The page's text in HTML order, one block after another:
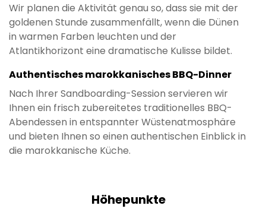
Wir planen die Aktivität genau so, dass sie mit der
goldenen Stunde zusammenfällt, wenn die Dünen
in warmen Farben leuchten und der
Atlantikhorizont eine dramatische Kulisse bildet.
Authentisches marokkanisches BBQ-Dinner
Nach Ihrer Sandboarding-Session servieren wir
Ihnen ein frisch zubereitetes traditionelles BBQ-
Abendessen in entspannter Wüstenatmosphäre
und bieten Ihnen so einen authentischen Einblick in
die marokkanische Küche.
Höhepunkte